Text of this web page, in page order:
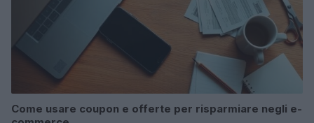
Come usare coupon e offerte per risparmiare negli e-